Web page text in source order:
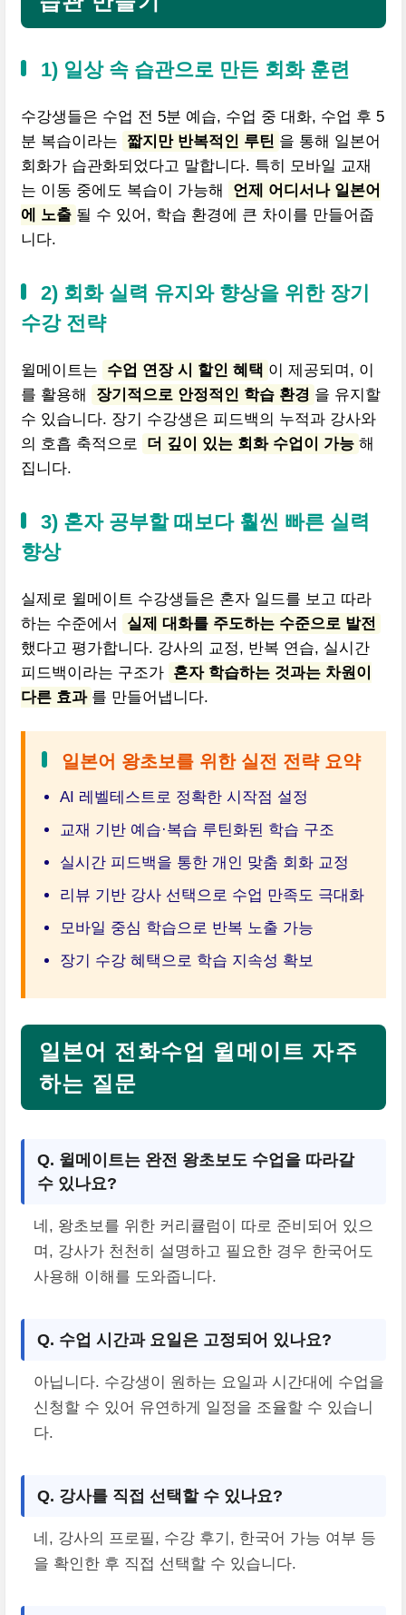
1) 일상 속 습관으로 만든 회화 훈련
수강생들은 수업 전 5분 예습, 수업 중 대화, 수업 후 5
분 복습이라는
짧지만 반복적인 루틴 을 통해 일본어
회화가 습관화되었다고 말합니다. 특히 모바일 교재
는 이동 중에도 복습이 가능해
언제 어디서나 일본어
에 노출 될 수 있어, 학습 환경에 큰 차이를 만들어줍
니다.
2) 회화 실력 유지와 향상을 위한 장기
수강 전략
윌메이트는 수업 연장 시 할인 혜택 이 제공되며, 이
를 활용해
장기적으로 안정적인 학습 환경 을 유지할
수 있습니다. 장기 수강생은 피드백의 누적과 강사와
의 호흡 축적으로
더 깊이 있는 회화 수업이 가능 해
집니다.
3) 혼자 공부할 때보다 훨씬 빠른 실력
향상
실제로 윌메이트 수강생들은 혼자 일드를 보고 따라
하는 수준에서
실제 대화를 주도하는 수준으로 발전
했다고 평가합니다. 강사의 교정, 반복 연습, 실시간
피드백이라는 구조가 혼자 학습하는 것과는 차원이
다른 효과 를 만들어냅니다.
일본어 왕초보를 위한 실전 전략 요약
AI 레벨테스트로 정확한 시작점 설정
교재 기반 예습·복습 루틴화된 학습 구조
실시간 피드백을 통한 개인 맞춤 회화 교정
리뷰 기반 강사 선택으로 수업 만족도 극대화
모바일 중심 학습으로 반복 노출 가능
장기 수강 혜택으로 학습 지속성 확보
일본어 전화수업 윌메이트 자주
하는 질문
Q. 윌메이트는 완전 왕초보도 수업을 따라갈
수 있나요?
네, 왕초보를 위한 커리큘럼이 따로 준비되어 있으
며, 강사가 천천히 설명하고 필요한 경우 한국어도
사용해 이해를 도와줍니다.
Q. 수업 시간과 요일은 고정되어 있나요?
아닙니다. 수강생이 원하는 요일과 시간대에 수업을
신청할 수 있어 유연하게 일정을 조율할 수 있습니
다.
Q. 강사를 직접 선택할 수 있나요?
네, 강사의 프로필, 수강 후기, 한국어 가능 여부 등
을 확인한 후 직접 선택할 수 있습니다.